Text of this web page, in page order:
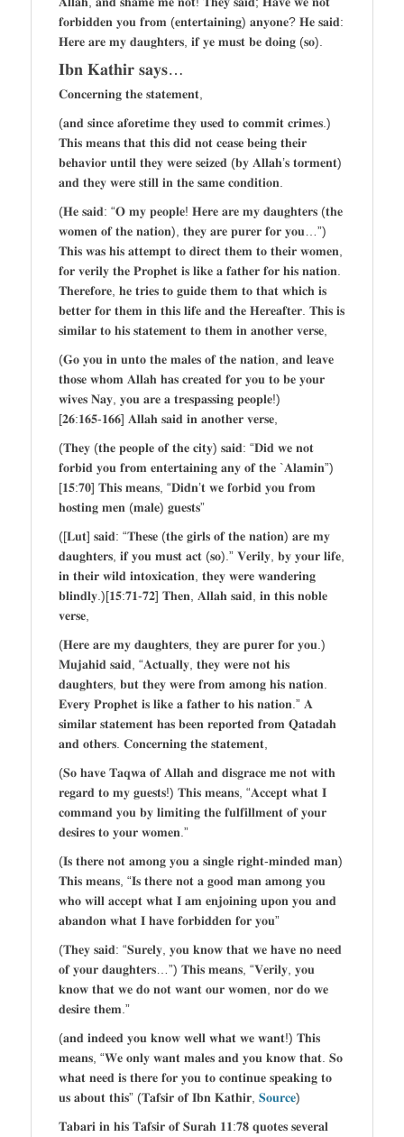
𝐟𝐨𝐫𝐛𝐢𝐝𝐝𝐞𝐧 𝐲𝐨𝐮 𝐟𝐫𝐨𝐦 (𝐞𝐧𝐭𝐞𝐫𝐭𝐚𝐢𝐧𝐢𝐧𝐠) 𝐚𝐧𝐲𝐨𝐧𝐞? 𝐇𝐞 𝐬𝐚𝐢𝐝:
𝐇𝐞𝐫𝐞 𝐚𝐫𝐞 𝐦𝐲 𝐝𝐚𝐮𝐠𝐡𝐭𝐞𝐫𝐬, 𝐢𝐟 𝐲𝐞 𝐦𝐮𝐬𝐭 𝐛𝐞 𝐝𝐨𝐢𝐧𝐠 (𝐬𝐨).
𝐈𝐛𝐧 𝐊𝐚𝐭𝐡𝐢𝐫 𝐬𝐚𝐲𝐬…
𝐂𝐨𝐧𝐜𝐞𝐫𝐧𝐢𝐧𝐠 𝐭𝐡𝐞 𝐬𝐭𝐚𝐭𝐞𝐦𝐞𝐧𝐭,
(𝐚𝐧𝐝 𝐬𝐢𝐧𝐜𝐞 𝐚𝐟𝐨𝐫𝐞𝐭𝐢𝐦𝐞 𝐭𝐡𝐞𝐲 𝐮𝐬𝐞𝐝 𝐭𝐨 𝐜𝐨𝐦𝐦𝐢𝐭 𝐜𝐫𝐢𝐦𝐞𝐬.)
𝐓𝐡𝐢𝐬 𝐦𝐞𝐚𝐧𝐬 𝐭𝐡𝐚𝐭 𝐭𝐡𝐢𝐬 𝐝𝐢𝐝 𝐧𝐨𝐭 𝐜𝐞𝐚𝐬𝐞 𝐛𝐞𝐢𝐧𝐠 𝐭𝐡𝐞𝐢𝐫
𝐛𝐞𝐡𝐚𝐯𝐢𝐨𝐫 𝐮𝐧𝐭𝐢𝐥 𝐭𝐡𝐞𝐲 𝐰𝐞𝐫𝐞 𝐬𝐞𝐢𝐳𝐞𝐝 (𝐛𝐲 𝐀𝐥𝐥𝐚𝐡’𝐬 𝐭𝐨𝐫𝐦𝐞𝐧𝐭)
𝐚𝐧𝐝 𝐭𝐡𝐞𝐲 𝐰𝐞𝐫𝐞 𝐬𝐭𝐢𝐥𝐥 𝐢𝐧 𝐭𝐡𝐞 𝐬𝐚𝐦𝐞 𝐜𝐨𝐧𝐝𝐢𝐭𝐢𝐨𝐧.
(𝐇𝐞 𝐬𝐚𝐢𝐝: “𝐎 𝐦𝐲 𝐩𝐞𝐨𝐩𝐥𝐞! 𝐇𝐞𝐫𝐞 𝐚𝐫𝐞 𝐦𝐲 𝐝𝐚𝐮𝐠𝐡𝐭𝐞𝐫𝐬 (𝐭𝐡𝐞
𝐰𝐨𝐦𝐞𝐧 𝐨𝐟 𝐭𝐡𝐞 𝐧𝐚𝐭𝐢𝐨𝐧), 𝐭𝐡𝐞𝐲 𝐚𝐫𝐞 𝐩𝐮𝐫𝐞𝐫 𝐟𝐨𝐫 𝐲𝐨𝐮…”)
𝐓𝐡𝐢𝐬 𝐰𝐚𝐬 𝐡𝐢𝐬 𝐚𝐭𝐭𝐞𝐦𝐩𝐭 𝐭𝐨 𝐝𝐢𝐫𝐞𝐜𝐭 𝐭𝐡𝐞𝐦 𝐭𝐨 𝐭𝐡𝐞𝐢𝐫 𝐰𝐨𝐦𝐞𝐧,
𝐟𝐨𝐫 𝐯𝐞𝐫𝐢𝐥𝐲 𝐭𝐡𝐞 𝐏𝐫𝐨𝐩𝐡𝐞𝐭 𝐢𝐬 𝐥𝐢𝐤𝐞 𝐚 𝐟𝐚𝐭𝐡𝐞𝐫 𝐟𝐨𝐫 𝐡𝐢𝐬 𝐧𝐚𝐭𝐢𝐨𝐧.
𝐓𝐡𝐞𝐫𝐞𝐟𝐨𝐫𝐞, 𝐡𝐞 𝐭𝐫𝐢𝐞𝐬 𝐭𝐨 𝐠𝐮𝐢𝐝𝐞 𝐭𝐡𝐞𝐦 𝐭𝐨 𝐭𝐡𝐚𝐭 𝐰𝐡𝐢𝐜𝐡 𝐢𝐬
𝐛𝐞𝐭𝐭𝐞𝐫 𝐟𝐨𝐫 𝐭𝐡𝐞𝐦 𝐢𝐧 𝐭𝐡𝐢𝐬 𝐥𝐢𝐟𝐞 𝐚𝐧𝐝 𝐭𝐡𝐞 𝐇𝐞𝐫𝐞𝐚𝐟𝐭𝐞𝐫. 𝐓𝐡𝐢𝐬 𝐢𝐬
𝐬𝐢𝐦𝐢𝐥𝐚𝐫 𝐭𝐨 𝐡𝐢𝐬 𝐬𝐭𝐚𝐭𝐞𝐦𝐞𝐧𝐭 𝐭𝐨 𝐭𝐡𝐞𝐦 𝐢𝐧 𝐚𝐧𝐨𝐭𝐡𝐞𝐫 𝐯𝐞𝐫𝐬𝐞,
(𝐆𝐨 𝐲𝐨𝐮 𝐢𝐧 𝐮𝐧𝐭𝐨 𝐭𝐡𝐞 𝐦𝐚𝐥𝐞𝐬 𝐨𝐟 𝐭𝐡𝐞 𝐧𝐚𝐭𝐢𝐨𝐧, 𝐚𝐧𝐝 𝐥𝐞𝐚𝐯𝐞
𝐭𝐡𝐨𝐬𝐞 𝐰𝐡𝐨𝐦 𝐀𝐥𝐥𝐚𝐡 𝐡𝐚𝐬 𝐜𝐫𝐞𝐚𝐭𝐞𝐝 𝐟𝐨𝐫 𝐲𝐨𝐮 𝐭𝐨 𝐛𝐞 𝐲𝐨𝐮𝐫
𝐰𝐢𝐯𝐞𝐬 𝐍𝐚𝐲, 𝐲𝐨𝐮 𝐚𝐫𝐞 𝐚 𝐭𝐫𝐞𝐬𝐩𝐚𝐬𝐬𝐢𝐧𝐠 𝐩𝐞𝐨𝐩𝐥𝐞!)
[𝟐𝟔:𝟏𝟔𝟓-𝟏𝟔𝟔] 𝐀𝐥𝐥𝐚𝐡 𝐬𝐚𝐢𝐝 𝐢𝐧 𝐚𝐧𝐨𝐭𝐡𝐞𝐫 𝐯𝐞𝐫𝐬𝐞,
(𝐓𝐡𝐞𝐲 (𝐭𝐡𝐞 𝐩𝐞𝐨𝐩𝐥𝐞 𝐨𝐟 𝐭𝐡𝐞 𝐜𝐢𝐭𝐲) 𝐬𝐚𝐢𝐝: “𝐃𝐢𝐝 𝐰𝐞 𝐧𝐨𝐭
𝐟𝐨𝐫𝐛𝐢𝐝 𝐲𝐨𝐮 𝐟𝐫𝐨𝐦 𝐞𝐧𝐭𝐞𝐫𝐭𝐚𝐢𝐧𝐢𝐧𝐠 𝐚𝐧𝐲 𝐨𝐟 𝐭𝐡𝐞 `𝐀𝐥𝐚𝐦𝐢𝐧”)
[𝟏𝟓:𝟕𝟎] 𝐓𝐡𝐢𝐬 𝐦𝐞𝐚𝐧𝐬, “𝐃𝐢𝐝𝐧’𝐭 𝐰𝐞 𝐟𝐨𝐫𝐛𝐢𝐝 𝐲𝐨𝐮 𝐟𝐫𝐨𝐦
𝐡𝐨𝐬𝐭𝐢𝐧𝐠 𝐦𝐞𝐧 (𝐦𝐚𝐥𝐞) 𝐠𝐮𝐞𝐬𝐭𝐬”
([𝐋𝐮𝐭] 𝐬𝐚𝐢𝐝: “𝐓𝐡𝐞𝐬𝐞 (𝐭𝐡𝐞 𝐠𝐢𝐫𝐥𝐬 𝐨𝐟 𝐭𝐡𝐞 𝐧𝐚𝐭𝐢𝐨𝐧) 𝐚𝐫𝐞 𝐦𝐲
𝐝𝐚𝐮𝐠𝐡𝐭𝐞𝐫𝐬, 𝐢𝐟 𝐲𝐨𝐮 𝐦𝐮𝐬𝐭 𝐚𝐜𝐭 (𝐬𝐨).” 𝐕𝐞𝐫𝐢𝐥𝐲, 𝐛𝐲 𝐲𝐨𝐮𝐫 𝐥𝐢𝐟𝐞,
𝐢𝐧 𝐭𝐡𝐞𝐢𝐫 𝐰𝐢𝐥𝐝 𝐢𝐧𝐭𝐨𝐱𝐢𝐜𝐚𝐭𝐢𝐨𝐧, 𝐭𝐡𝐞𝐲 𝐰𝐞𝐫𝐞 𝐰𝐚𝐧𝐝𝐞𝐫𝐢𝐧𝐠
𝐛𝐥𝐢𝐧𝐝𝐥𝐲.)[𝟏𝟓:𝟕𝟏-𝟕𝟐] 𝐓𝐡𝐞𝐧, 𝐀𝐥𝐥𝐚𝐡 𝐬𝐚𝐢𝐝, 𝐢𝐧 𝐭𝐡𝐢𝐬 𝐧𝐨𝐛𝐥𝐞
𝐯𝐞𝐫𝐬𝐞,
(𝐇𝐞𝐫𝐞 𝐚𝐫𝐞 𝐦𝐲 𝐝𝐚𝐮𝐠𝐡𝐭𝐞𝐫𝐬, 𝐭𝐡𝐞𝐲 𝐚𝐫𝐞 𝐩𝐮𝐫𝐞𝐫 𝐟𝐨𝐫 𝐲𝐨𝐮.)
𝐌𝐮𝐣𝐚𝐡𝐢𝐝 𝐬𝐚𝐢𝐝, “𝐀𝐜𝐭𝐮𝐚𝐥𝐥𝐲, 𝐭𝐡𝐞𝐲 𝐰𝐞𝐫𝐞 𝐧𝐨𝐭 𝐡𝐢𝐬
𝐝𝐚𝐮𝐠𝐡𝐭𝐞𝐫𝐬, 𝐛𝐮𝐭 𝐭𝐡𝐞𝐲 𝐰𝐞𝐫𝐞 𝐟𝐫𝐨𝐦 𝐚𝐦𝐨𝐧𝐠 𝐡𝐢𝐬 𝐧𝐚𝐭𝐢𝐨𝐧.
𝐄𝐯𝐞𝐫𝐲 𝐏𝐫𝐨𝐩𝐡𝐞𝐭 𝐢𝐬 𝐥𝐢𝐤𝐞 𝐚 𝐟𝐚𝐭𝐡𝐞𝐫 𝐭𝐨 𝐡𝐢𝐬 𝐧𝐚𝐭𝐢𝐨𝐧.” 𝐀
𝐬𝐢𝐦𝐢𝐥𝐚𝐫 𝐬𝐭𝐚𝐭𝐞𝐦𝐞𝐧𝐭 𝐡𝐚𝐬 𝐛𝐞𝐞𝐧 𝐫𝐞𝐩𝐨𝐫𝐭𝐞𝐝 𝐟𝐫𝐨𝐦 𝐐𝐚𝐭𝐚𝐝𝐚𝐡
𝐚𝐧𝐝 𝐨𝐭𝐡𝐞𝐫𝐬. 𝐂𝐨𝐧𝐜𝐞𝐫𝐧𝐢𝐧𝐠 𝐭𝐡𝐞 𝐬𝐭𝐚𝐭𝐞𝐦𝐞𝐧𝐭,
(𝐒𝐨 𝐡𝐚𝐯𝐞 𝐓𝐚𝐪𝐰𝐚 𝐨𝐟 𝐀𝐥𝐥𝐚𝐡 𝐚𝐧𝐝 𝐝𝐢𝐬𝐠𝐫𝐚𝐜𝐞 𝐦𝐞 𝐧𝐨𝐭 𝐰𝐢𝐭𝐡
𝐫𝐞𝐠𝐚𝐫𝐝 𝐭𝐨 𝐦𝐲 𝐠𝐮𝐞𝐬𝐭𝐬!) 𝐓𝐡𝐢𝐬 𝐦𝐞𝐚𝐧𝐬, “𝐀𝐜𝐜𝐞𝐩𝐭 𝐰𝐡𝐚𝐭 𝐈
𝐜𝐨𝐦𝐦𝐚𝐧𝐝 𝐲𝐨𝐮 𝐛𝐲 𝐥𝐢𝐦𝐢𝐭𝐢𝐧𝐠 𝐭𝐡𝐞 𝐟𝐮𝐥𝐟𝐢𝐥𝐥𝐦𝐞𝐧𝐭 𝐨𝐟 𝐲𝐨𝐮𝐫
𝐝𝐞𝐬𝐢𝐫𝐞𝐬 𝐭𝐨 𝐲𝐨𝐮𝐫 𝐰𝐨𝐦𝐞𝐧.”
(𝐈𝐬 𝐭𝐡𝐞𝐫𝐞 𝐧𝐨𝐭 𝐚𝐦𝐨𝐧𝐠 𝐲𝐨𝐮 𝐚 𝐬𝐢𝐧𝐠𝐥𝐞 𝐫𝐢𝐠𝐡𝐭-𝐦𝐢𝐧𝐝𝐞𝐝 𝐦𝐚𝐧)
𝐓𝐡𝐢𝐬 𝐦𝐞𝐚𝐧𝐬, “𝐈𝐬 𝐭𝐡𝐞𝐫𝐞 𝐧𝐨𝐭 𝐚 𝐠𝐨𝐨𝐝 𝐦𝐚𝐧 𝐚𝐦𝐨𝐧𝐠 𝐲𝐨𝐮
𝐰𝐡𝐨 𝐰𝐢𝐥𝐥 𝐚𝐜𝐜𝐞𝐩𝐭 𝐰𝐡𝐚𝐭 𝐈 𝐚𝐦 𝐞𝐧𝐣𝐨𝐢𝐧𝐢𝐧𝐠 𝐮𝐩𝐨𝐧 𝐲𝐨𝐮 𝐚𝐧𝐝
𝐚𝐛𝐚𝐧𝐝𝐨𝐧 𝐰𝐡𝐚𝐭 𝐈 𝐡𝐚𝐯𝐞 𝐟𝐨𝐫𝐛𝐢𝐝𝐝𝐞𝐧 𝐟𝐨𝐫 𝐲𝐨𝐮”
(𝐓𝐡𝐞𝐲 𝐬𝐚𝐢𝐝: “𝐒𝐮𝐫𝐞𝐥𝐲, 𝐲𝐨𝐮 𝐤𝐧𝐨𝐰 𝐭𝐡𝐚𝐭 𝐰𝐞 𝐡𝐚𝐯𝐞 𝐧𝐨 𝐧𝐞𝐞𝐝
𝐨𝐟 𝐲𝐨𝐮𝐫 𝐝𝐚𝐮𝐠𝐡𝐭𝐞𝐫𝐬…”) 𝐓𝐡𝐢𝐬 𝐦𝐞𝐚𝐧𝐬, “𝐕𝐞𝐫𝐢𝐥𝐲, 𝐲𝐨𝐮
𝐤𝐧𝐨𝐰 𝐭𝐡𝐚𝐭 𝐰𝐞 𝐝𝐨 𝐧𝐨𝐭 𝐰𝐚𝐧𝐭 𝐨𝐮𝐫 𝐰𝐨𝐦𝐞𝐧, 𝐧𝐨𝐫 𝐝𝐨 𝐰𝐞
𝐝𝐞𝐬𝐢𝐫𝐞 𝐭𝐡𝐞𝐦.”
(𝐚𝐧𝐝 𝐢𝐧𝐝𝐞𝐞𝐝 𝐲𝐨𝐮 𝐤𝐧𝐨𝐰 𝐰𝐞𝐥𝐥 𝐰𝐡𝐚𝐭 𝐰𝐞 𝐰𝐚𝐧𝐭!) 𝐓𝐡𝐢𝐬
𝐦𝐞𝐚𝐧𝐬, “𝐖𝐞 𝐨𝐧𝐥𝐲 𝐰𝐚𝐧𝐭 𝐦𝐚𝐥𝐞𝐬 𝐚𝐧𝐝 𝐲𝐨𝐮 𝐤𝐧𝐨𝐰 𝐭𝐡𝐚𝐭. 𝐒𝐨
𝐰𝐡𝐚𝐭 𝐧𝐞𝐞𝐝 𝐢𝐬 𝐭𝐡𝐞𝐫𝐞 𝐟𝐨𝐫 𝐲𝐨𝐮 𝐭𝐨 𝐜𝐨𝐧𝐭𝐢𝐧𝐮𝐞 𝐬𝐩𝐞𝐚𝐤𝐢𝐧𝐠 𝐭𝐨
𝐮𝐬 𝐚𝐛𝐨𝐮𝐭 𝐭𝐡𝐢𝐬” (𝐓𝐚𝐟𝐬𝐢𝐫 𝐨𝐟 𝐈𝐛𝐧 𝐊𝐚𝐭𝐡𝐢𝐫, 𝐒𝐨𝐮𝐫𝐜𝐞)
𝐓𝐚𝐛𝐚𝐫𝐢 𝐢𝐧 𝐡𝐢𝐬 𝐓𝐚𝐟𝐬𝐢𝐫 𝐨𝐟 𝐒𝐮𝐫𝐚𝐡 𝟏𝟏:𝟕𝟖 𝐪𝐮𝐨𝐭𝐞𝐬 𝐬𝐞𝐯𝐞𝐫𝐚𝐥